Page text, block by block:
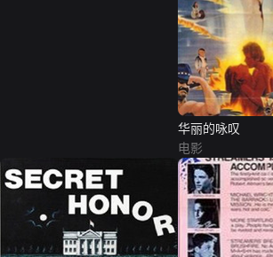
华丽的咏叹
电影